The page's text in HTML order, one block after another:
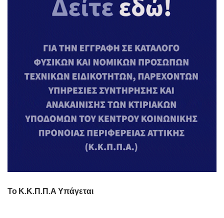
Το Κ.Κ.Π.Π.Α Υπάγεται